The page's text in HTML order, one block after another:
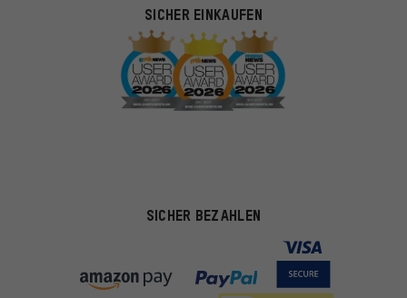
SICHER EINKAUFEN
SICHER BEZAHLEN